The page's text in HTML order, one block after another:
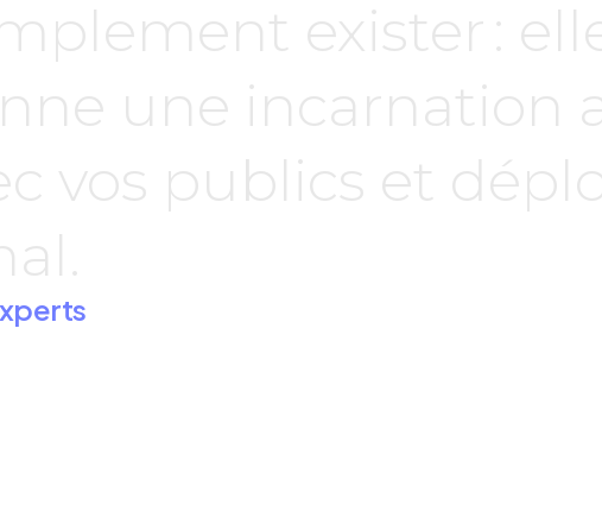
exister :
une incarnation
vos publics et